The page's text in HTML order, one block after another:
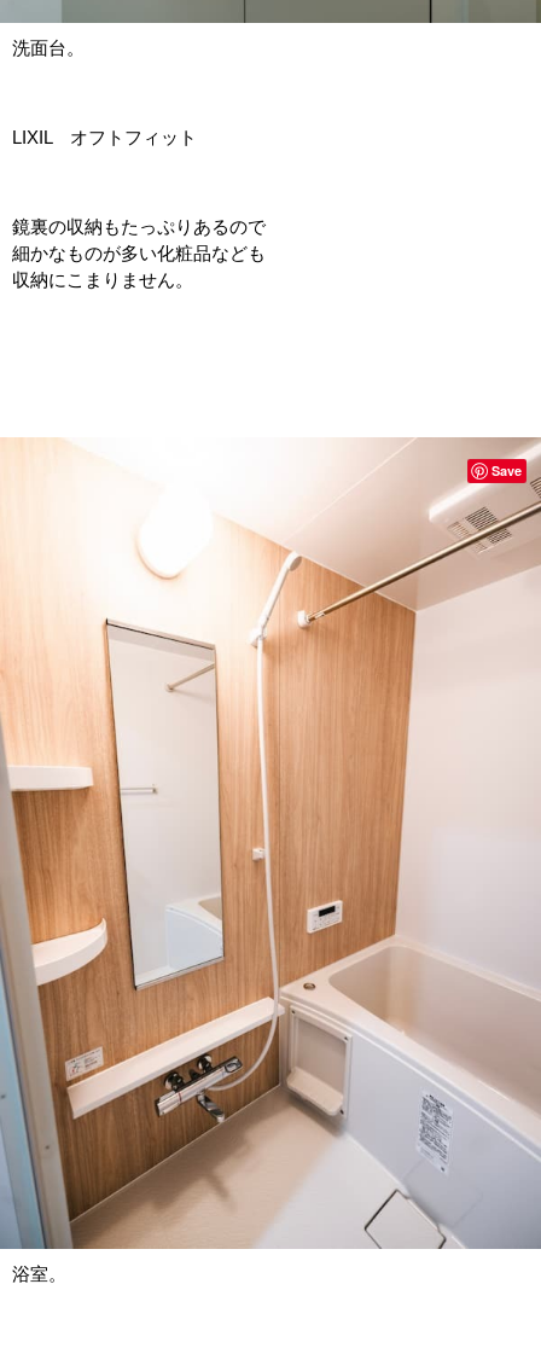
洗面台。
LIXIL オフトフィット
鏡裏の収納もたっぷりあるので
細かなものが多い化粧品なども
収納にこまりません。
浴室。
Save